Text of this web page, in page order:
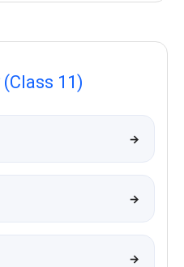
(Class 11)
→
→
→